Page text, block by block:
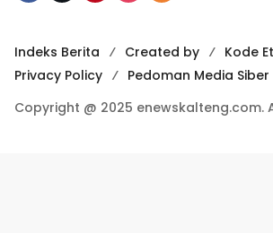
Indeks Berita Created by
Kode
Privacy Policy
Pedoman Media Siber
Copyright @ 2025 enewskalteng.com.